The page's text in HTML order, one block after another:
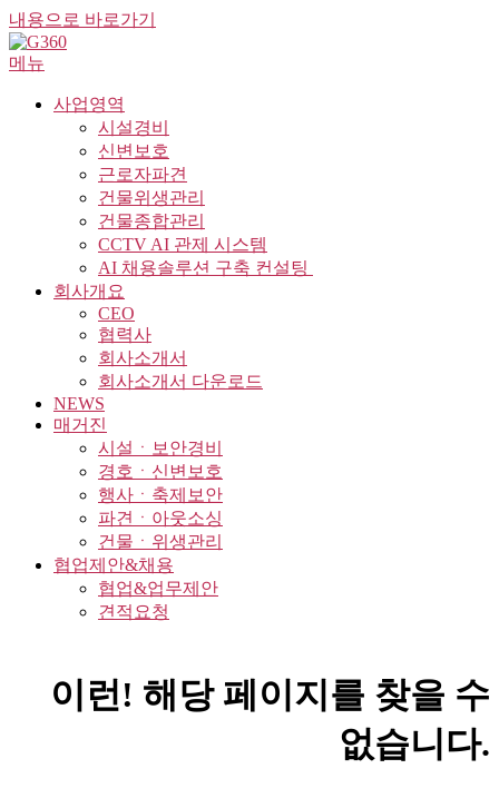
내용으로 바로가기
메뉴
사업영역
시설경비
신변보호
근로자파견
건물위생관리
건물종합관리
CCTV AI 관제 시스템
AI 채용솔루션 구축 컨설팅 ​
회사개요
CEO
협력사
회사소개서
회사소개서 다운로드
NEWS
매거진
시설ㆍ보안경비
경호ㆍ신변보호
행사ㆍ축제보안
파견ㆍ아웃소싱
건물ㆍ위생관리
협업제안&채용
협업&업무제안
견적요청
이런! 해당 페이지를 찾을 수
없습니다.